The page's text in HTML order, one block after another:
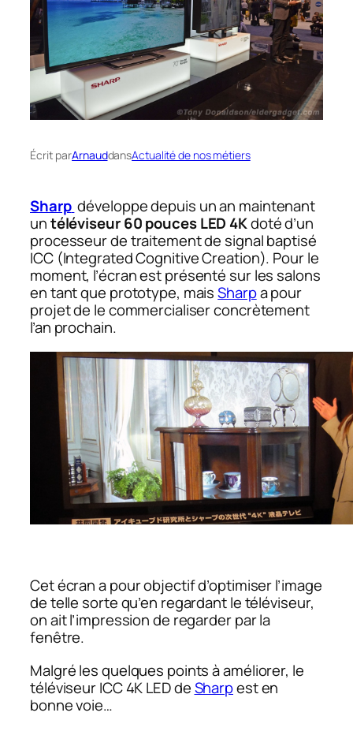
Écrit parArnauddansActualité de nos métiers
Sharp développe depuis un an maintenant
untéléviseur 60 pouces LED 4Kdoté d’un
processeur de traitement de signal baptisé
ICC (Integrated Cognitive Creation). Pour le
moment, l’écran est présenté sur les salons
en tant que prototype, maisSharpa pour
projet de le commercialiser concrètement
l’an prochain.
Cet écran a pour objectif d’optimiser l’image
de telle sorte qu’en regardant le téléviseur,
on ait l’impression de regarder par la
fenêtre.
Malgré les quelques points à améliorer, le
téléviseur ICC 4K LED deSharpest en
bonne voie…